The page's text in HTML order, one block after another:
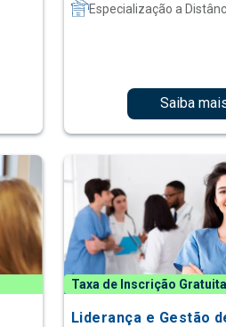
Especialização a
Saiba
Taxa de Inscrição Gratuita
Liderança e Gestão